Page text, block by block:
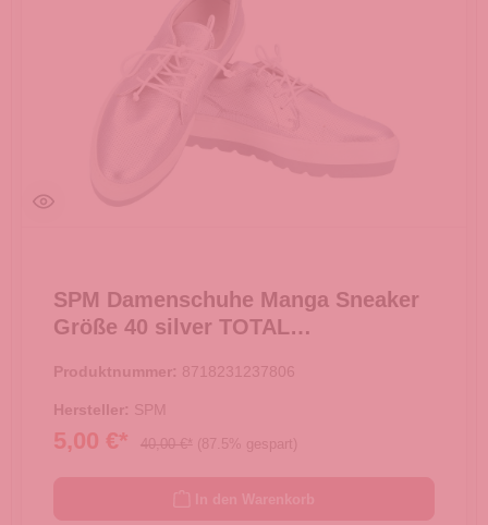
SPM Damenschuhe Manga Sneaker
Größe 40 silver TOTAL
Produktnummer: 8718231237806
Hersteller: SPM
5,00 €* 40,00 €* (87.5% gespart)